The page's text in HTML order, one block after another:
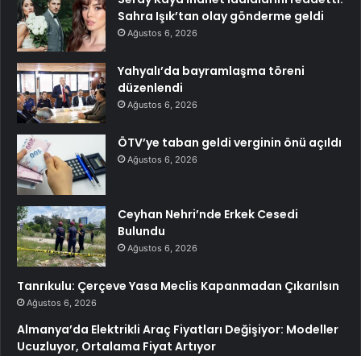
Sahra Işık’tan olay gönderme geldi
Ağustos 6, 2026
Yahyalı’da bayramlaşma töreni
düzenlendi
Ağustos 6, 2026
ÖTV’ye taban geldi verginin önü açıldı
Ağustos 6, 2026
Ceyhan Nehri’nde Erkek Cesedi
Bulundu
Ağustos 6, 2026
Tanrıkulu: Çerçeve Yasa Meclis Kapanmadan Çıkarılsın
Ağustos 6, 2026
Almanya’da Elektrikli Araç Fiyatları Değişiyor: Modeller
Ucuzluyor, Ortalama Fiyat Artıyor